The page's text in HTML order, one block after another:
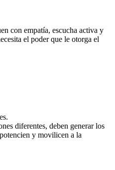
con empatía, escucha activa y
el poder que le otorga el
diferentes, deben generar los
y movilicen a la